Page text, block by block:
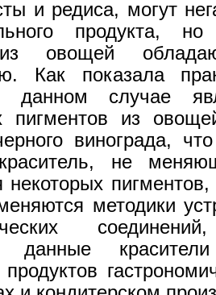
и редиса, могут
продукта,
из овощей
Как показала
случае
пигментов из
винограда,
не
некоторых
методики
данные